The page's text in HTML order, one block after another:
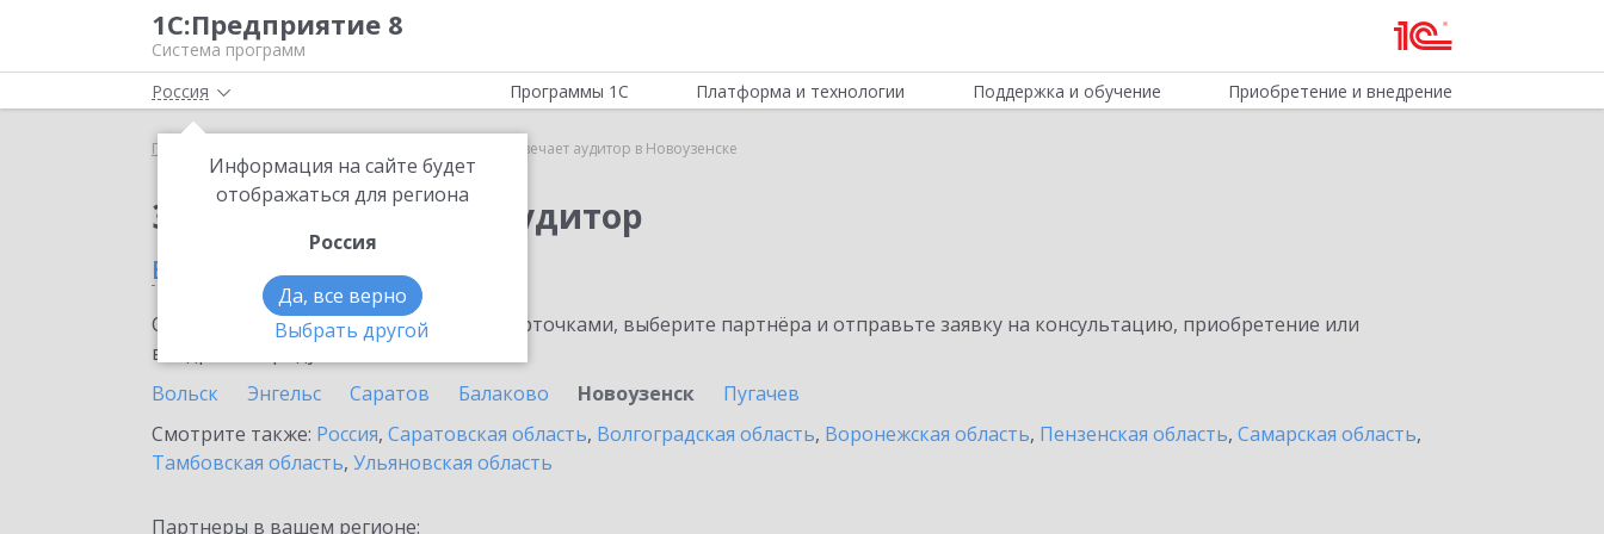
1С:Предприятие 8
Система программ
Россия
Информация на сайте будет
отображаться для региона
Россия
Да, все верно
Выбрать другой
Программы 1С Платформа и технологии Поддержка и обучение Приобретение и внедрение
Главная Отвечает аудитор в Новоузенске
Заказать Отвечает аудитор
в Новоузенске
Ознакомьтесь с информационными карточками, выберите партнёра и отправьте заявку на консультацию, приобретение или
внедрение продукта.
Вольск
Энгельс Саратов Балаково Новоузенск
Пугачев
Смотрите также: Россия, Саратовская область, Волгоградская область, Воронежская область, Пензенская область, Самарская область,
Тамбовская область, Ульяновская область
Партнеры в вашем регионе: